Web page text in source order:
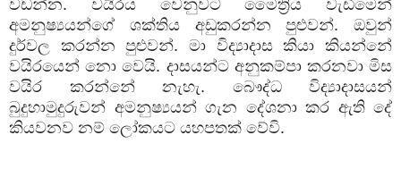
වඩන්න. වයිරය වෙනුවට මෛත්‍රිය වැඩීමෙන්
අමනුෂ්‍යයන්ගේ ශක්තිය අඩුකරන්න පුළුවන්. ඔවුන්
දුර්වල කරන්න පුළුවන්. මා විද්‍යාදාස කියා කියන්නේ
වයිරයෙන් නො වෙයි. දාසයන්ට අනුකම්පා කරනවා මිස
වයිර කරන්නේ නැහැ. බෞද්ධ විද්‍යාදාසයන්
බුදුහාමුදුරුවන් අමනුෂ්‍යයන් ගැන දේශනා කර ඇති දේ
කියවනව නම් ලෝකයට යහපතක් වේවි.